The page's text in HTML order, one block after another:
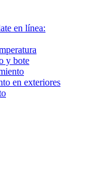
en línea:
y bote
en exteriores